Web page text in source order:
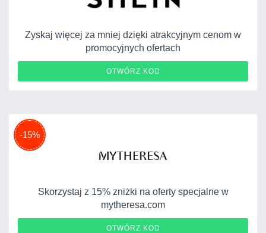
Zyskaj więcej za mniej dzięki atrakcyjnym cenom w
promocyjnych ofertach
OTWÓRZ KOD
-15%
Skorzystaj z 15% zniżki na oferty specjalne w
mytheresa.com
OTWÓRZ KOD